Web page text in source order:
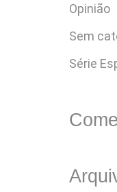
Opinião
Sem
Série